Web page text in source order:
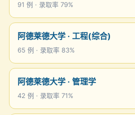
91 例 · 录取率 79%
阿德莱德大学 · 工程(综合)
65 例 · 录取率 83%
阿德莱德大学 · 管理学
42 例 · 录取率 71%